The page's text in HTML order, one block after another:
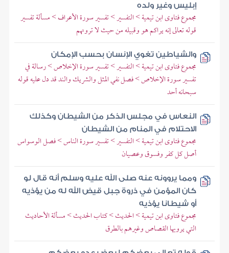
إبليس وغير ولده
مجموع فتاوى ابن تيمية > التفسير > تفسير سورة الأعراف > مسألة تفسير
قوله تعالى إنه يراكم هو وقبيله من حيث لا ترونهم
والشياطين تغوي الإنسان بحسب الإمكان
مجموع فتاوى ابن تيمية > التفسير > تفسير سورة الإخلاص > رسالة في
تفسير سورة الإخلاص > فصل نفي المثل والشريك والند قد دل عليه قوله
سبحانه أحد
النعاس في مجلس الذكر من الشيطان وكذلك
الاحتلام في المنام من الشيطان
مجموع فتاوى ابن تيمية > التفسير > تفسير سورة الناس > فصل الوسواس
أصل كل كفر وفسوق وعصيان
ومما يروونه عنه صلى الله عليه وسلم أنه قال لو
كان المؤمن في ذروة جبل قيض الله له من يؤذيه
أو شيطانا يؤذيه
مجموع فتاوى ابن تيمية > الحديث > كتاب الحديث > مسألة الأحاديث
التي يرويها القصاص وغيرهم بالطرق